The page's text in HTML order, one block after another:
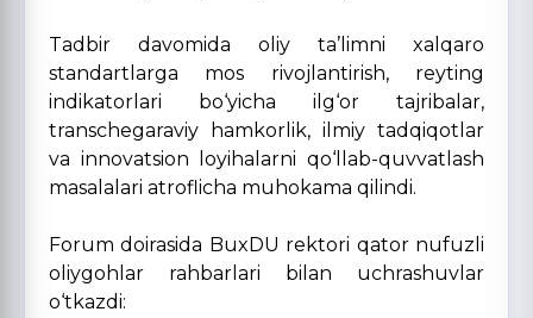
Tadbir davomida oliy ta’limni xalqaro
standartlarga mos rivojlantirish, reyting
indikatorlari bo‘yicha ilg‘or tajribalar,
transchegaraviy hamkorlik, ilmiy tadqiqotlar
va innovatsion loyihalarni qo‘llab-quvvatlash
masalalari atroflicha muhokama qilindi.
Forum doirasida BuxDU rektori qator nufuzli
oliygohlar rahbarlari bilan uchrashuvlar
o‘tkazdi: